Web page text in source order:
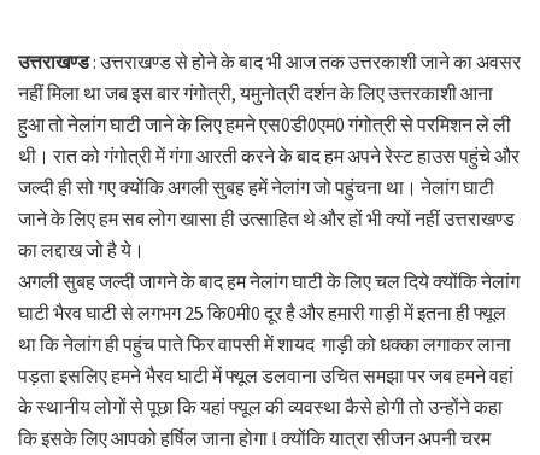
उत्तराखण्ड: उत्तराखण्ड से होने के बाद भी आज तक उत्तरकाशी जाने का अवसर
नहीं मिला था जब इस बार गंगोत्री, यमुनोत्री दर्शन के लिए उत्तरकाशी आना
हुआ तो नेलांग घाटी जाने के लिए हमने एस0डी0एम0 गंगोत्री से परमिशन ले ली
थी। रात को गंगोत्री में गंगा आरती करने के बाद हम अपने रेस्ट हाउस पहुंचे और
जल्दी ही सो गए क्योंकि अगली सुबह हमें नेलांग जो पहुंचना था। नेलांग घाटी
जाने के लिए हम सब लोग खासा ही उत्साहित थे और हों भी क्यों नहीं उत्तराखण्ड
का लद्दाख जो है ये।
अगली सुबह जल्दी जागने के बाद हम नेलांग घाटी के लिए चल दिये क्योंकि नेलांग
घाटी भैरव घाटी से लगभग 25 कि0मी0 दूर है और हमारी गाड़ी में इतना ही फ्यूल
था कि नेलांग ही पहुंच पाते फिर वापसी में शायद गाड़ी को धक्का लगाकर लाना
पड़ता इसलिए हमने भैरव घाटी में फ्यूल डलवाना उचित समझा पर जब हमने वहां
के स्थानीय लोगों से पूछा कि यहां फ्यूल की व्यवस्था कैसे होगी तो उन्होंने कहा
कि इसके लिए आपको हर्षिल जाना होगा l क्योंकि यात्रा सीजन अपनी चरम